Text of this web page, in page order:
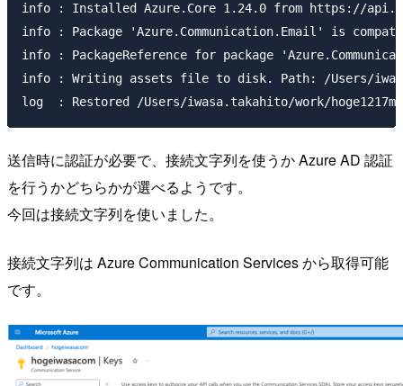
info : Installed Azure.Core 1.24.0 from https://
info : Package 'Azure.Communication.Email' is
info : PackageReference for package
info : Writing assets file to disk. Path: /Users/
送信時に認証が必要で、接続文字列を使うか Azure AD 認証
を行うかどちらかが選べるようです。
今回は接続文字列を使いました。
接続文字列は Azure Communication Services から取得可能
です。